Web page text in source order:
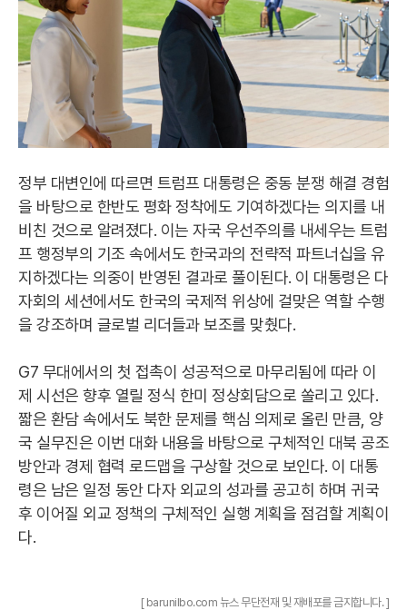
정부 대변인에 따르면 트럼프 대통령은 중동 분쟁 해결 경험
을 바탕으로 한반도 평화 정착에도 기여하겠다는 의지를 내
비친 것으로 알려졌다. 이는 자국 우선주의를 내세우는 트럼
프 행정부의 기조 속에서도 한국과의 전략적 파트너십을 유
지하겠다는 의중이 반영된 결과로 풀이된다. 이 대통령은 다
자회의 세션에서도 한국의 국제적 위상에 걸맞은 역할 수행
을 강조하며 글로벌 리더들과 보조를 맞췄다.
G7 무대에서의 첫 접촉이 성공적으로 마무리됨에 따라 이
제 시선은 향후 열릴 정식 한미 정상회담으로 쏠리고 있다.
짧은 환담 속에서도 북한 문제를 핵심 의제로 올린 만큼, 양
국 실무진은 이번 대화 내용을 바탕으로 구체적인 대북 공조
방안과 경제 협력 로드맵을 구상할 것으로 보인다. 이 대통
령은 남은 일정 동안 다자 외교의 성과를 공고히 하며 귀국
후 이어질 외교 정책의 구체적인 실행 계획을 점검할 계획이
다.
[ barunilbo.com 뉴스 무단전재 및 재배포를 금지합니다. ]